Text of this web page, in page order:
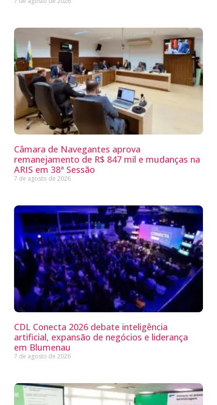
Câmara de Navegantes aprova
remanejamento de R$ 847 mil e mudanças na
ARIS em 38ª Sessão
7 de agosto de 2026
CDL Conecta 2026 debate inteligência
artificial, expansão de negócios e liderança
em Blumenau
7 de agosto de 2026